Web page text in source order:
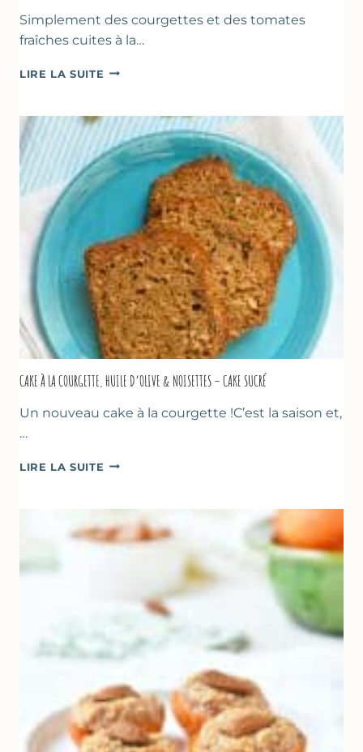
Simplement des courgettes et des tomates
fraîches cuites à la…
LIRE LA SUITE POÊLÉE
&
TOMATES
AU
THYM
CAKE À LA COURGETTE, HUILE D’OLIVE & NOISETTES – CAKE SUCRÉ
Un nouveau cake à la courgette !C’est la saison et,
…
LIRE LA SUITE CAKE
COURGETTE,
HUILE
D’OLIVE